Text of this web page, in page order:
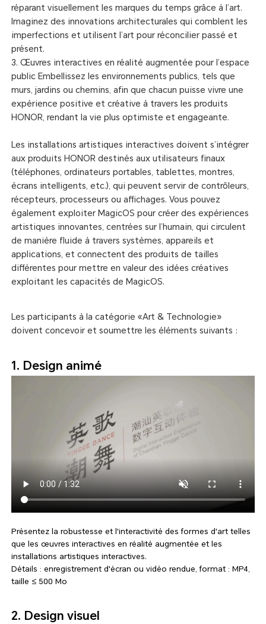
réparant visuellement les marques du temps grâce à l’art.
Imaginez des innovations architecturales qui comblent les
imperfections et utilisent l’art pour réconcilier passé et
présent.
3. Œuvres interactives en réalité augmentée pour l’espace
public Embellissez les environnements publics, tels que
murs, jardins ou chemins, afin que chacun puisse vivre une
expérience positive et créative à travers les produits
HONOR, rendant la vie plus optimiste et engageante.
Les installations artistiques interactives doivent s’intégrer
aux produits HONOR destinés aux utilisateurs finaux
(téléphones, ordinateurs portables, tablettes, montres,
écrans intelligents, etc.), qui peuvent servir de contrôleurs,
récepteurs, processeurs ou affichages. Vous pouvez
également exploiter MagicOS pour créer des expériences
artistiques innovantes, centrées sur l’humain, qui circulent
de manière fluide à travers systèmes, appareils et
applications, et connectent des produits de tailles
différentes pour mettre en valeur des idées créatives
exploitant les capacités de MagicOS.
Les participants à la catégorie «Art & Technologie»
doivent concevoir et soumettre les éléments suivants :
1. Design animé
Présentez la robustesse et l'interactivité des formes d'art telles
que les œuvres interactives en réalité augmentée et les
installations artistiques interactives.
Détails : enregistrement d'écran ou vidéo rendue, format : MP4,
taille ≤ 500 Mo
2. Design visuel